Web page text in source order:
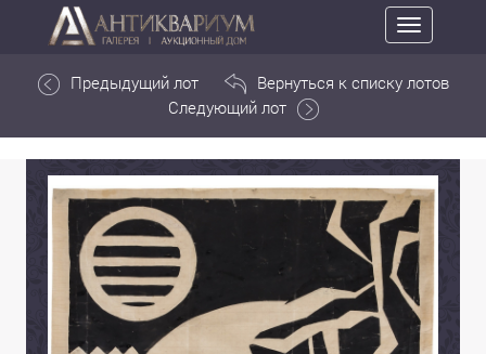
Toggle
navigation
Предыдущий лот
Вернуться к списку лотов
Следующий лот